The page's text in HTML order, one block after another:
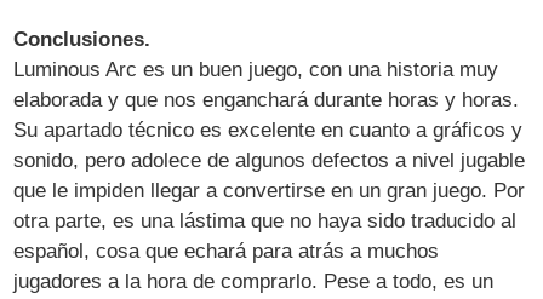
Conclusiones.
Luminous Arc es un buen juego, con una historia muy
elaborada y que nos enganchará durante horas y horas.
Su apartado técnico es excelente en cuanto a gráficos y
sonido, pero adolece de algunos defectos a nivel jugable
que le impiden llegar a convertirse en un gran juego. Por
otra parte, es una lástima que no haya sido traducido al
español, cosa que echará para atrás a muchos
jugadores a la hora de comprarlo. Pese a todo, es un